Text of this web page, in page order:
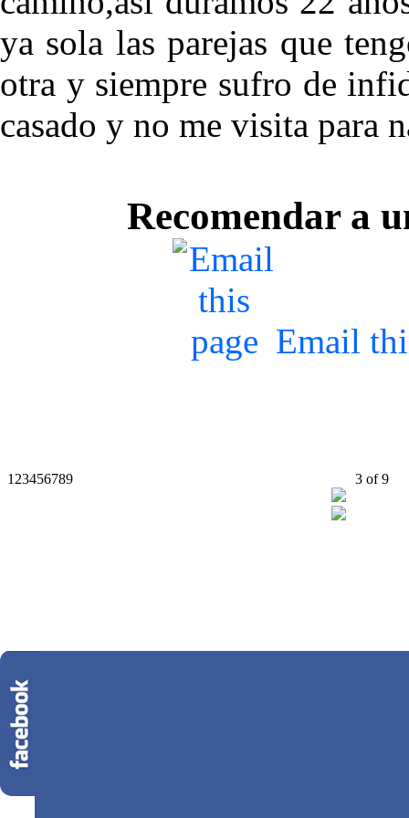
ya sola las parejas que
otra y siempre sufro de
casado y no me visita para
Recomendar a
Email
1 23456789 3of9